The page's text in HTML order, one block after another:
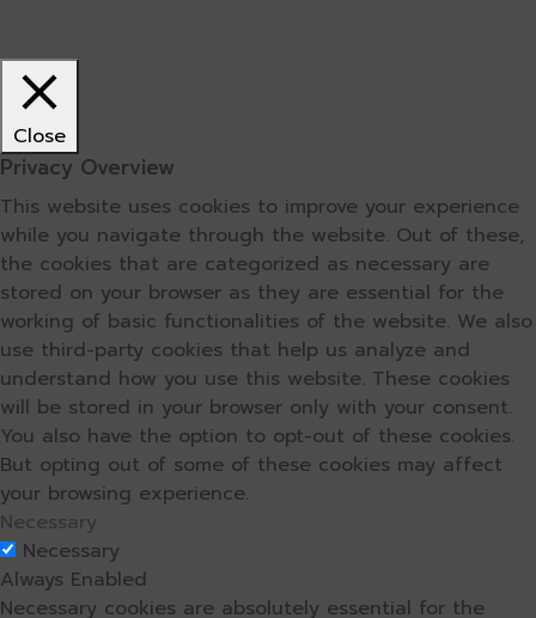
Close
Privacy Overview
This website uses cookies to improve your experience
while you navigate through the website. Out of these,
the cookies that are categorized as necessary are
stored on your browser as they are essential for the
working of basic functionalities of the website. We also
use third-party cookies that help us analyze and
understand how you use this website. These cookies
will be stored in your browser only with your consent.
You also have the option to opt-out of these cookies.
But opting out of some of these cookies may affect
your browsing experience.
Necessary
Necessary
Always Enabled
Necessary cookies are absolutely essential for the